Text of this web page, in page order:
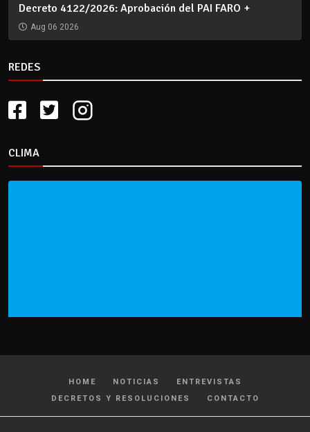
Decreto 4122/2026: Aprobación del PAI FARO +
Aug 06 2026
REDES
CLIMA
HOME NOTICIAS
ENTREVISTAS
DECRETOS Y RESOLUCIONES
CONTACTO